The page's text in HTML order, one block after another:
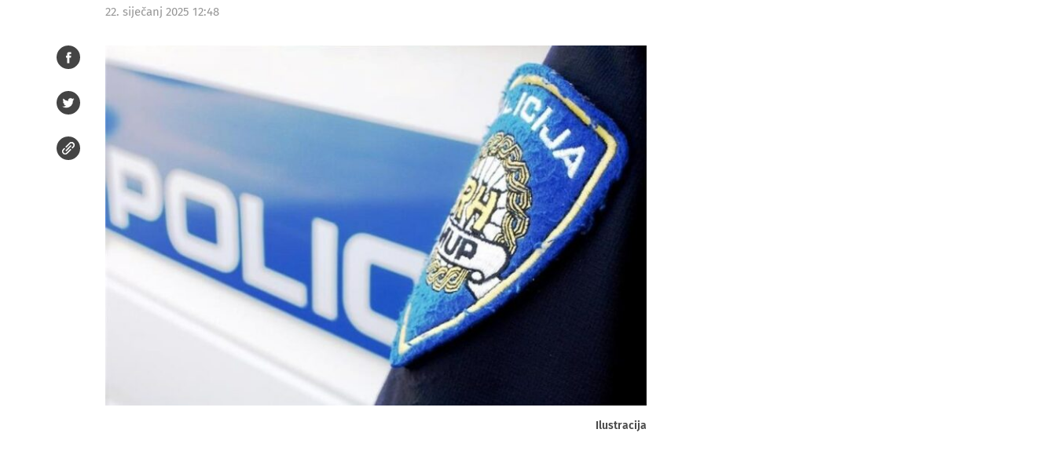
22. siječanj 2025 12:48
Ilustracija